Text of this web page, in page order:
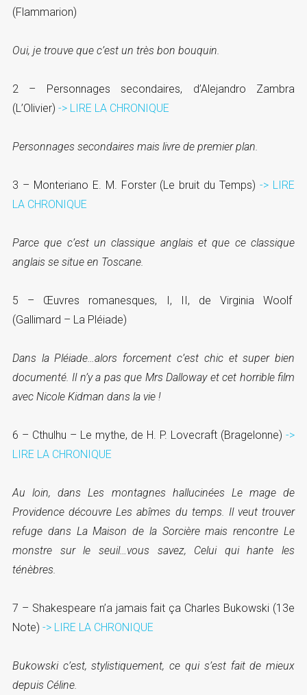
(Flammarion)
Oui, je trouve que c’est un très bon bouquin.
2 – Personnages secondaires, d’Alejandro Zambra
(L’Olivier) -> LIRE LA CHRONIQUE
Personnages secondaires mais livre de premier plan.
3 – Monteriano E. M. Forster (Le bruit du Temps) -> LIRE
LA CHRONIQUE
Parce que c’est un classique anglais et que ce classique
anglais se situe en Toscane.
5 – Œuvres romanesques, I, II, de Virginia Woolf
(Gallimard – La Pléiade)
Dans la Pléiade…alors forcement c’est chic et super bien
documenté. Il n’y a pas que Mrs Dalloway et cet horrible film
avec Nicole Kidman dans la vie !
6 – Cthulhu – Le mythe, de H. P. Lovecraft (Bragelonne)->
LIRE LA CHRONIQUE
Au loin, dans Les montagnes hallucinées Le mage de
Providence découvre Les abîmes du temps. Il veut trouver
refuge dans La Maison de la Sorcière mais rencontre Le
monstre sur le seuil…vous savez, Celui qui hante les
ténèbres.
7 – Shakespeare n’a jamais fait ça Charles Bukowski (13e
Note) -> LIRE LA CHRONIQUE
Bukowski c’est, stylistiquement, ce qui s’est fait de mieux
depuis Céline.